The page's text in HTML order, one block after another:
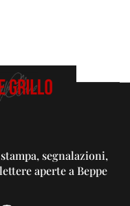
segnalazioni,
aperte a Beppe